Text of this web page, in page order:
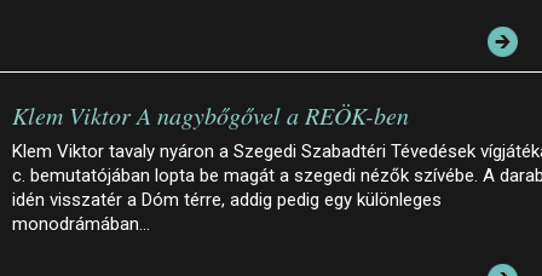
Klem Viktor A nagybőgővel a REÖK-ben
Klem Viktor tavaly nyáron a Szegedi Szabadtéri Tévedések
c. bemutatójában lopta be magát a szegedi nézők szívébe. A
idén visszatér a Dóm térre, addig pedig egy különleges
monodrámában…